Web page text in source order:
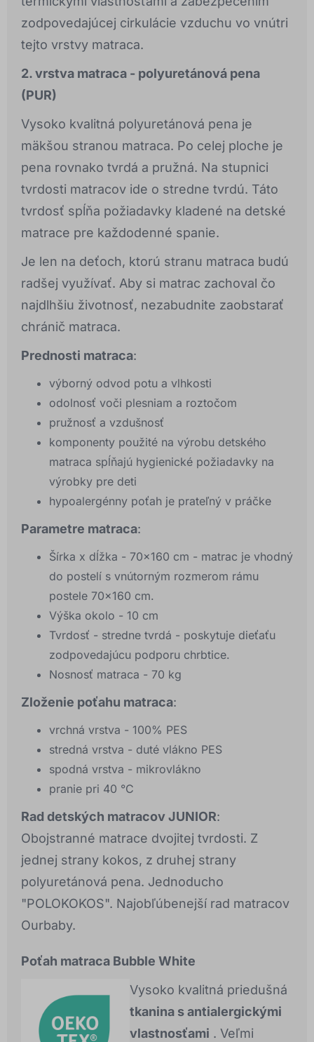
zodpovedajúcej cirkulácie vzduchu vo vnútri
tejto vrstvy matraca.
2. vrstva matraca - polyuretánová pena
(PUR)
Vysoko kvalitná polyuretánová pena je
mäkšou stranou matraca. Po celej ploche je
pena rovnako tvrdá a pružná. Na stupnici
tvrdosti matracov ide o stredne tvrdú. Táto
tvrdosť spĺňa požiadavky kladené na detské
matrace pre každodenné spanie.
Je len na deťoch, ktorú stranu matraca budú
radšej využívať. Aby si matrac zachoval čo
najdlhšiu životnosť, nezabudnite zaobstarať
chránič matraca.
Prednosti matraca:
výborný odvod potu a vlhkosti
odolnosť voči plesniam a roztočom
pružnosť a vzdušnosť
komponenty použité na výrobu detského
matraca spĺňajú hygienické požiadavky na
výrobky pre deti
hypoalergénny poťah je prateľný v práčke
Parametre matraca:
Šírka x dĺžka - 70x160 cm - matrac je vhodný
do postelí s vnútorným rozmerom rámu
postele 70x160 cm.
Výška okolo - 10 cm
Tvrdosť - stredne tvrdá - poskytuje dieťaťu
zodpovedajúcu podporu chrbtice.
Nosnosť matraca - 70 kg
Zloženie poťahu matraca:
vrchná vrstva - 100% PES
stredná vrstva - duté vlákno PES
spodná vrstva - mikrovlákno
pranie pri 40 °C
Rad detských matracov JUNIOR:
Obojstranné matrace dvojitej tvrdosti. Z
jednej strany kokos, z druhej strany
polyuretánová pena. Jednoducho
"POLOKOKOS". Najobľúbenejší rad matracov
Ourbaby.
Poťah matraca Bubble White
Vysoko kvalitná priedušná
tkanina s antialergickými
vlastnosťami . Veľmi